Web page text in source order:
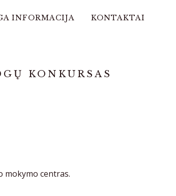
INFORMACIJA KONTAKTAI
KONKURSAS
mokymo centras.